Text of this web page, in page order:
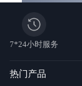
7*24小时服务
热门产品